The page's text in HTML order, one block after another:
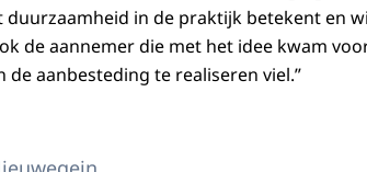
in de praktijk betekent en
de aannemer die met het idee kwam
aanbesteding te realiseren viel.”